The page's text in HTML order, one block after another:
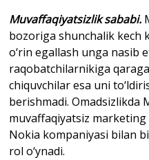
Muvaffaqiyatsizlik sababi.
bozoriga shunchalik kech
o‘rin egallash unga nasib
raqobatchilarnikiga
chiquvchilar esa uni
berishmadi. Omadsizlikda
muvaffaqiyatsiz
Nokia kompaniyasi bilan
rol o‘ynadi.